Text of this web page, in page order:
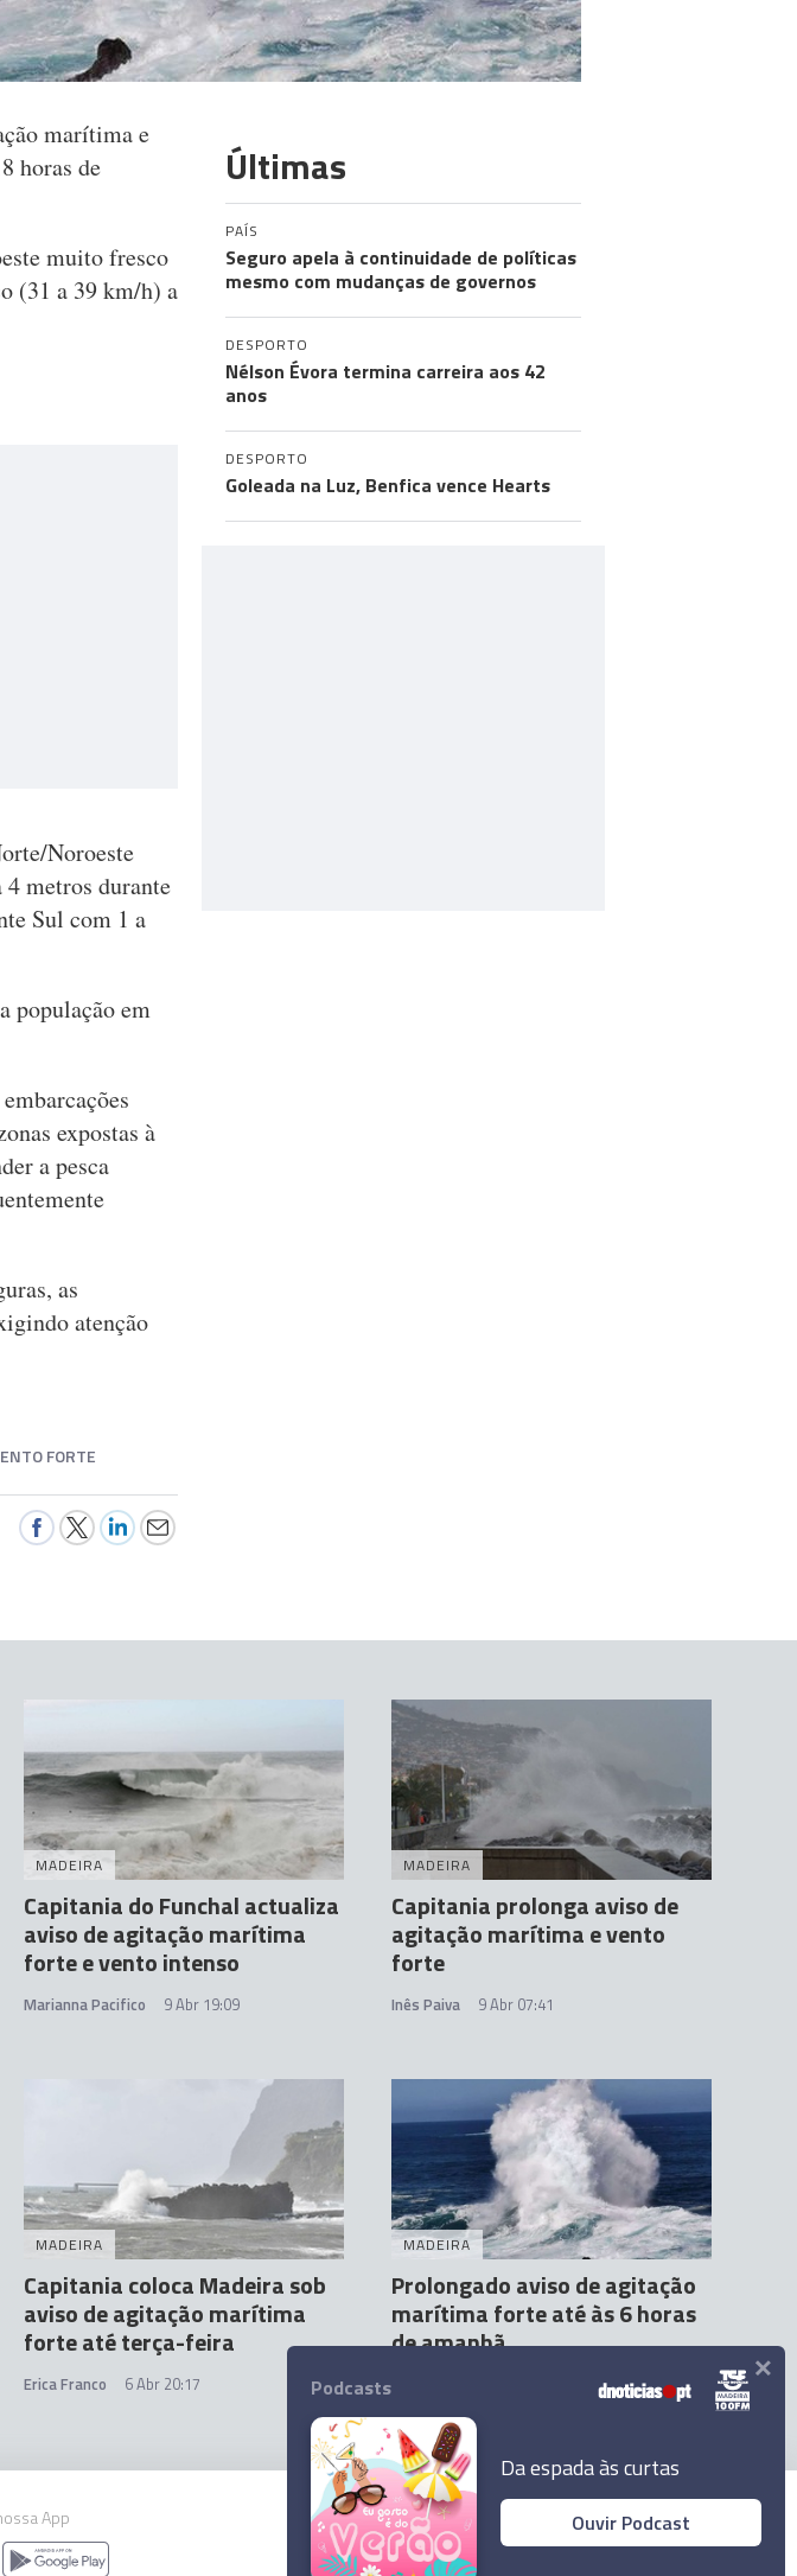
marítima e
horas de
muito fresco
(31 a 39 km/h) a
Noroeste
metros durante
Sul com 1 a
população em
expostas à
a pesca
as
atenção
FORTE
Últimas
PAÍS
Seguro apela à continuidade de políticas
mesmo com mudanças de governos
DESPORTO
Nélson Évora termina carreira aos 42
anos
DESPORTO
Goleada na Luz, Benfica vence Hearts
MADEIRA
Capitania do Funchal actualiza
aviso de agitação marítima
forte e vento intenso
Marianna Pacifico 9 Abr 19:09
MADEIRA
Capitania prolonga aviso de
agitação marítima e vento
forte
Inês Paiva 9 Abr 07:41
MADEIRA
Capitania coloca Madeira sob
aviso de agitação marítima
forte até terça-feira
Erica Franco 6 Abr 20:17
MADEIRA
Prolongado aviso de agitação
marítima forte até às 6 horas
de amanhã
App
© 2026 Empresa Diário de Notícias, Lda.
Podcasts
Da espada às curtas
Ouvir Podcast
×